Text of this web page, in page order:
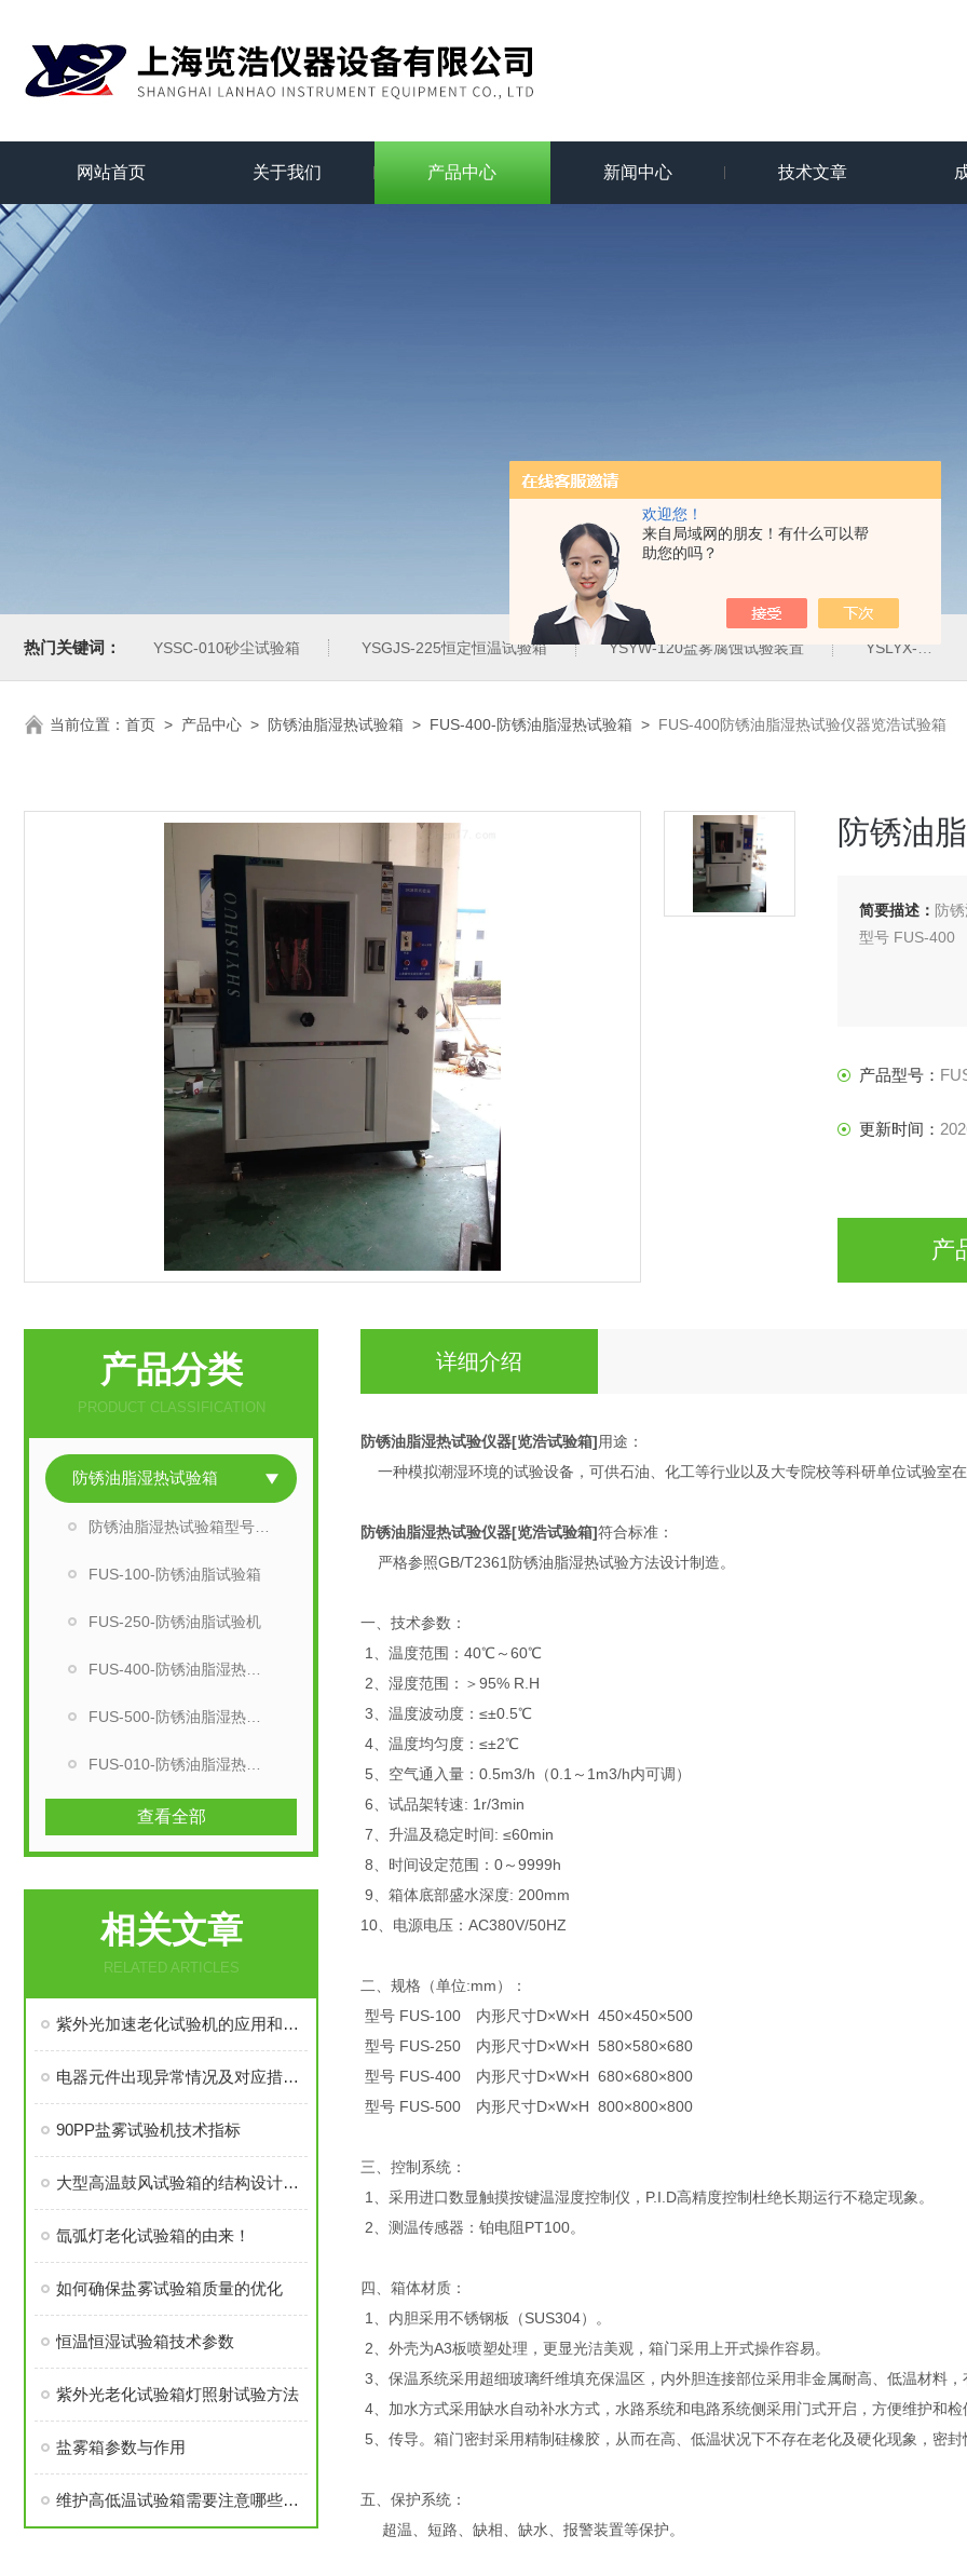
欢迎您！
来自局域网的朋友！有什么可以帮
助您的吗？
网站首页 关于我们 产品中心 新闻中心 技术文章
热门关键词： YSSC-010砂尘试验箱 YSGJS-225恒定恒温试验箱 YSYW-120盐雾腐蚀试验装置 YSLYX-010防水试验设备
当前位置： 首页 > 产品中心 > 防锈油脂湿热试验箱 > FUS-400-防锈油脂湿热试验箱 > FUS-400防锈油脂湿热试验仪器览浩试验箱
防锈油
简要描述： 防
型号 FUS-400
产品型号：
更新时间：
产
产品分类
PRODUCT CLASSIFICATION
防锈油脂湿热试验箱
FUS-100-防锈油脂试验箱
FUS-250-防锈油脂试验机
查看全部
相关文章
RELATED ARTICLES
紫外光加速老化试验机的应用和特点
电器元件出现异常情况及对应措施－高温换气老化试验箱
90PP盐雾试验机技术指标
大型高温鼓风试验箱的结构设计简介
氙弧灯老化试验箱的由来！
如何确保盐雾试验箱质量的优化
恒温恒湿试验箱技术参数
紫外光老化试验箱灯照射试验方法
盐雾箱参数与作用
维护高低温试验箱需要注意哪些问题
详细介绍
防锈油脂湿热试验仪器[览浩试验箱]用途：
一种模拟潮湿环境的试验设备，可供石油、化工等行业以及大专院校等科研单位试验室
防锈油脂湿热试验仪器[览浩试验箱]符合标准：
严格参照GB/T2361防锈油脂湿热试验方法设计制造。
一、技术参数：
1、温度范围：40℃～60℃
2、湿度范围：＞95% R.H
3、温度波动度：≤±0.5℃
4、温度均匀度：≤±2℃
5、空气通入量：0.5m3/h（0.1～1m3/h内可调）
6、试品架转速: 1r/3min
7、升温及稳定时间: ≤60min
8、时间设定范围：0～9999h
9、箱体底部盛水深度: 200mm
10、电源电压：AC380V/50HZ
二、规格（单位:mm）：
型号 FUS-100 内形尺寸D×W×H 450×450×500
型号 FUS-250 内形尺寸D×W×H 580×580×680
型号 FUS-400 内形尺寸D×W×H 680×680×800
型号 FUS-500 内形尺寸D×W×H 800×800×800
三、控制系统：
1、采用进口数显触摸按键温湿度控制仪，P.I.D高精度控制杜绝长期运行不稳定现象。
2、测温传感器：铂电阻PT100。
四、箱体材质：
1、内胆采用不锈钢板（SUS304）。
2、外壳为A3板喷塑处理，更显光洁美观，箱门采用上开式操作容易。
3、保温系统采用超细玻璃纤维填充保温区，内外胆连接部位采用非金属耐高、低温材料，
4、加水方式采用缺水自动补水方式，水路系统和电路系统侧采用门式开启，方便维护和检
5、传导。箱门密封采用精制硅橡胶，从而在高、低温状况下不存在老化及硬化现象，密封
五、保护系统：
超温、短路、缺相、缺水、报警装置等保护。